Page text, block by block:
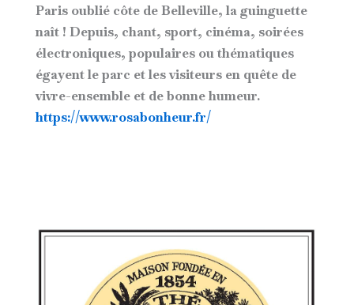
Paris oublié côte de Belleville, la guinguette
naît ! Depuis, chant, sport, cinéma, soirées
électroniques, populaires ou thématiques
égayent le parc et les visiteurs en quête de
vivre-ensemble et de bonne humeur.
https://www.rosabonheur.fr/